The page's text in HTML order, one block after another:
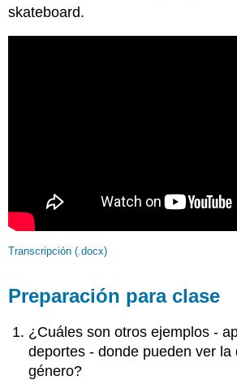
skateboard.
Transcripción (.docx)
Preparación para clase
¿Cuáles son otros ejemplos -
deportes - donde pueden ver la
género?